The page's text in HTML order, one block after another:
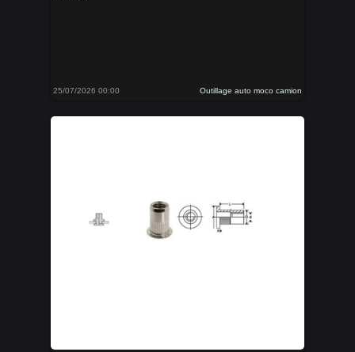
25/07/2026 00:00 Outillage auto moco camion